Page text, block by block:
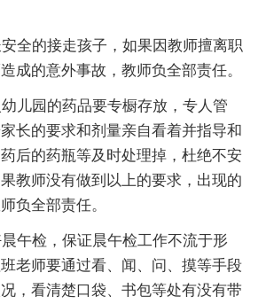
全的接走孩子，如果因教师擅离职
成的意外事故，教师负全部责任。
儿园的药品要专橱存放，专人管
长的要求和剂量亲自看着并指导和
后的药瓶等及时处理掉，杜绝不安
教师没有做到以上的要求，出现的
负全部责任。
午检，保证晨午检工作不流于形
老师要通过看、闻、问、摸等手段
，看清楚口袋、书包等处有没有带